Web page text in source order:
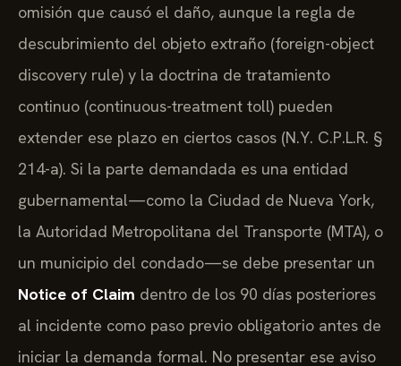
omisión que causó el daño, aunque la regla de
descubrimiento del objeto extraño (foreign-object
discovery rule) y la doctrina de tratamiento
continuo (continuous-treatment toll) pueden
extender ese plazo en ciertos casos (N.Y. C.P.L.R. §
214-a). Si la parte demandada es una entidad
gubernamental—como la Ciudad de Nueva York,
la Autoridad Metropolitana del Transporte (MTA), o
un municipio del condado—se debe presentar un
Notice of Claim dentro de los 90 días posteriores
al incidente como paso previo obligatorio antes de
iniciar la demanda formal. No presentar ese aviso